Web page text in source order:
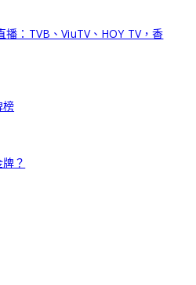
：TVB、ViuTV、HOY TV，香
榜
？